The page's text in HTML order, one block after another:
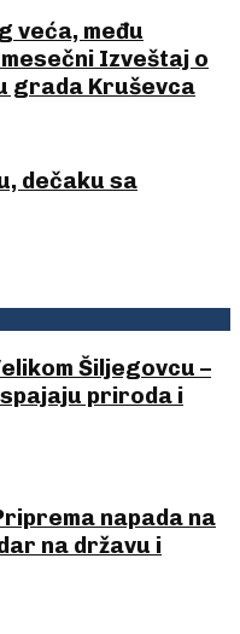
veća, među
Izveštaj o
grada Kruševca
dečaku sa
Šiljegovcu –
priroda i
napada na
na državu i